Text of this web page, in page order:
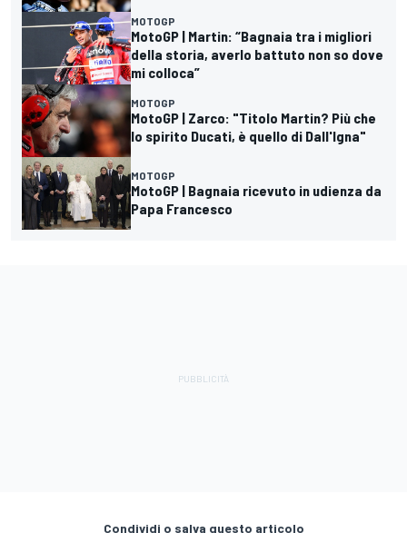
MOTOGP
MotoGP | Martin: “Bagnaia tra i migliori
della storia, averlo battuto non so dove
mi colloca”
MOTOGP
MotoGP | Zarco: "Titolo Martin? Più che
lo spirito Ducati, è quello di Dall'Igna"
MOTOGP
MotoGP | Bagnaia ricevuto in udienza da
Papa Francesco
Condividi o salva questo articolo